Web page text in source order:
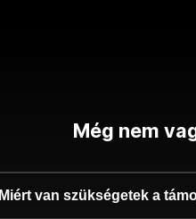
Még nem
Miért van szükségetek a